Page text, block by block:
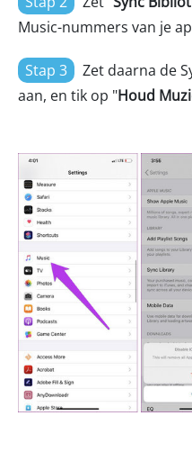
Music-nummers van je
Stap 3
Zet daarna de
aan, en tik op "Houd